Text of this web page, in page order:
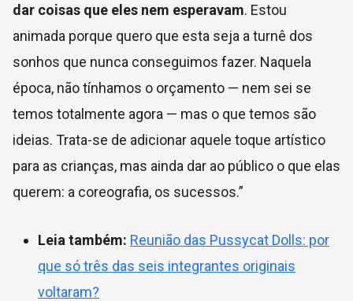
dar coisas que eles nem esperavam. Estou
animada porque quero que esta seja a turnê dos
sonhos que nunca conseguimos fazer. Naquela
época, não tínhamos o orçamento — nem sei se
temos totalmente agora — mas o que temos são
ideias. Trata-se de adicionar aquele toque artístico
para as crianças, mas ainda dar ao público o que elas
querem: a coreografia, os sucessos.”
Leia também: Reunião das Pussycat Dolls: por
que só três das seis integrantes originais
voltaram?